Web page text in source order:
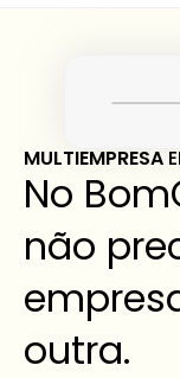
MULTIEMPRESA
No
não
outra.